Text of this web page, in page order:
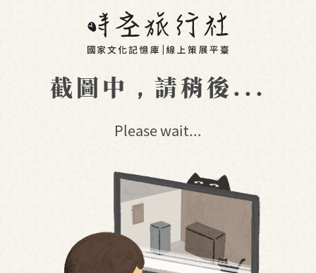
截圖中，請稍後...
Please wait...